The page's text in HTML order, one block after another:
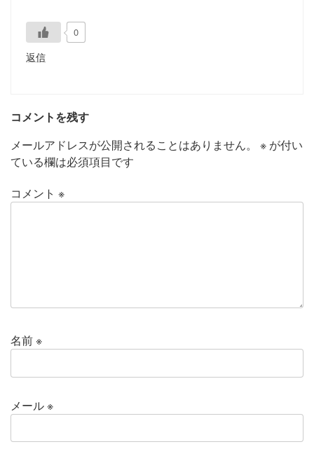
0
返信
コメントを残す
メールアドレスが公開されることはありません。
※ が付い
ている欄は必須項目です
コメント ※
名前※
メール※